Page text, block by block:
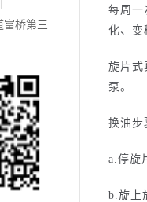
富桥第三
每周一
化、变
旋片式
泵。
换油步
a.停旋
b.旋上